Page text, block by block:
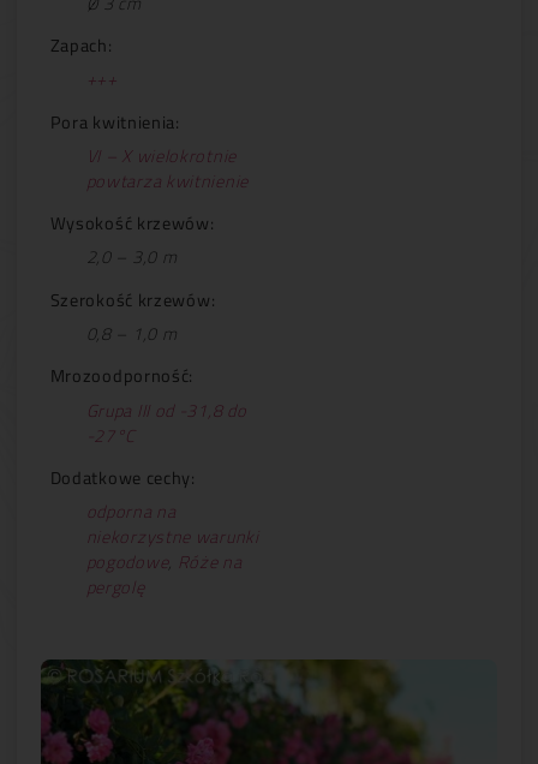
Zapach:
+++
Pora kwitnienia:
VI – X wielokrotnie
powtarza kwitnienie
Wysokość krzewów:
2,0 – 3,0 m
Szerokość krzewów:
0,8 – 1,0 m
Mrozoodporność:
Grupa III od -31,8 do
-27°C
Dodatkowe cechy:
odporna na
niekorzystne warunki
pogodowe, Róże na
pergolę